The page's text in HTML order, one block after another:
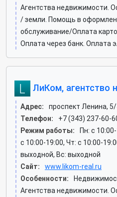
Агентства недвижимости.
/ земли. Помощь в
обслуживание/Оплата
Оплата через банк. Оплата
ЛиКом, агентство
Адрес:
проспект Ленина,
Телефон:
+7 (343) 237-60-
Режим работы:
Пн: c
c 10:00-19:00, Чт: c 10:00-
выходной, Вс: выходной
Сайт:
www.likom-real.ru
Особенности:
Агентства недвижимости.